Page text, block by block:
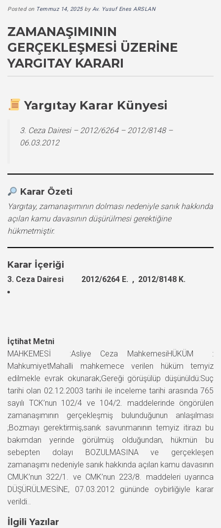
Posted on Temmuz 14, 2025byAv. Yusuf Enes ARSLAN
ZAMANAŞIMININ
GERÇEKLEŞMESI ÜZERINE
YARGITAY KARARI
Yargıtay Karar Künyesi
3. Ceza Dairesi – 2012/6264 – 2012/8148 –
06.03.2012
Karar Özeti
Yargıtay, zamanaşımının dolması nedeniyle sanık hakkında
açılan kamu davasının düşürülmesi gerektiğine
hükmetmiştir.
Karar İçeriği
3. Ceza Dairesi 2012/6264 E. , 2012/8148 K.
İçtihat Metni
MAHKEMESİ :Asliye Ceza MahkemesiHÜKÜM :
MahkumiyetMahalli mahkemece verilen hüküm temyiz
edilmekle evrak okunarak;Gereği görüşülüp düşünüldü:Suç
tarihi olan 02.12.2003 tarihi ile inceleme tarihi arasında 765
sayılı TCK’nun 102/4 ve 104/2. maddelerinde öngörülen
zamanaşımının gerçekleşmiş bulunduğunun anlaşılması
;Bozmayı gerektirmiş,sanık savunmanının temyiz itirazı bu
bakımdan yerinde görülmüş olduğundan, hükmün bu
sebepten dolayı BOZULMASINA ve gerçekleşen
zamanaşımı nedeniyle sanık hakkında açılan kamu davasının
CMUK’nun 322/1. ve CMK’nun 223/8. maddeleri uyarınca
DÜŞÜRÜLMESİNE, 07.03.2012 gününde oybirliğiyle karar
verildi..
İlgili Yazılar